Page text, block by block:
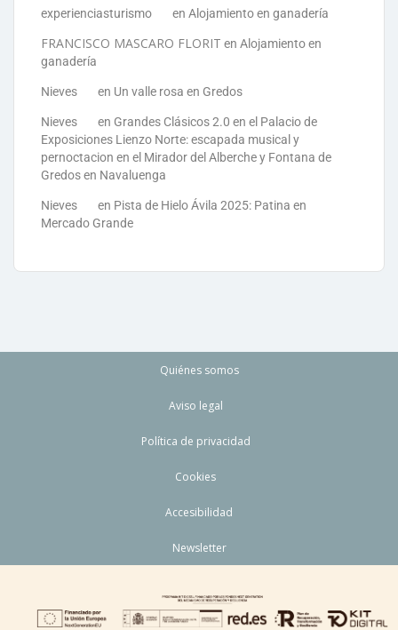
experienciasturismo en Alojamiento en ganadería
FRANCISCO MASCARO FLORIT en Alojamiento en
ganadería
Nieves en Un valle rosa en Gredos
Nieves en Grandes Clásicos 2.0 en el Palacio de
Exposiciones Lienzo Norte: escapada musical y
pernoctacion en el Mirador del Alberche y Fontana de
Gredos en Navaluenga
Nieves en Pista de Hielo Ávila 2025: Patina en
Mercado Grande
Quiénes somos
Aviso legal
Política de privacidad
Cookies
Accesibilidad
Newsletter